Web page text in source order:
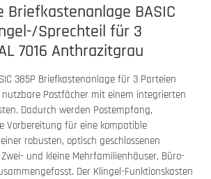
Briefkastenanlage BASIC
Sprechteil für 3
7016 Anthrazitgrau
385P Briefkastenanlage für 3 Parteien
Postfächer mit einem integrierten
Dadurch werden Postempfang,
Vorbereitung für eine kompatible
robusten, optisch geschlossenen
und kleine Mehrfamilienhäuser, Büro-
Der Klingel-Funktionskasten